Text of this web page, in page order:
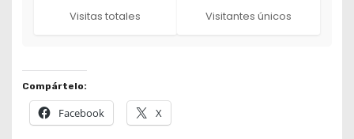
Visitas totales Visitantes únicos
Compártelo:
Facebook X